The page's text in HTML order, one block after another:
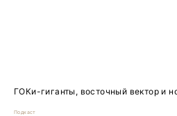
ГОКи-гиганты, восточный вектор и
Подкаст